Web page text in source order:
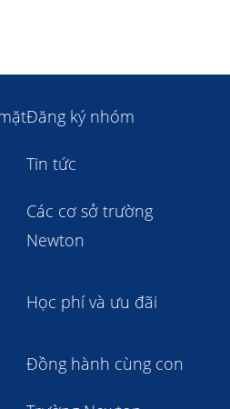
Đăng ký nhóm
Tin tức
Các cơ sở trường
Newton
Học phí và ưu đãi
Đồng hành cùng con